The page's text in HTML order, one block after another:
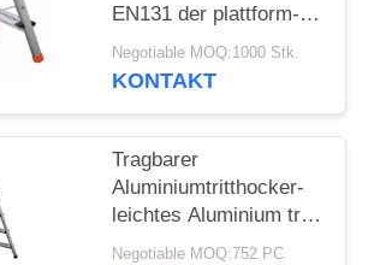
EN131 der plattform-
Leiter-2x2 bescheinigt
Negotiable MOQ:1000 Stk.
KONTAKT
Tragbarer
Aluminiumtritthocker-
leichtes Aluminium tritt
Schritte 2x6
Negotiable MOQ:752 PC